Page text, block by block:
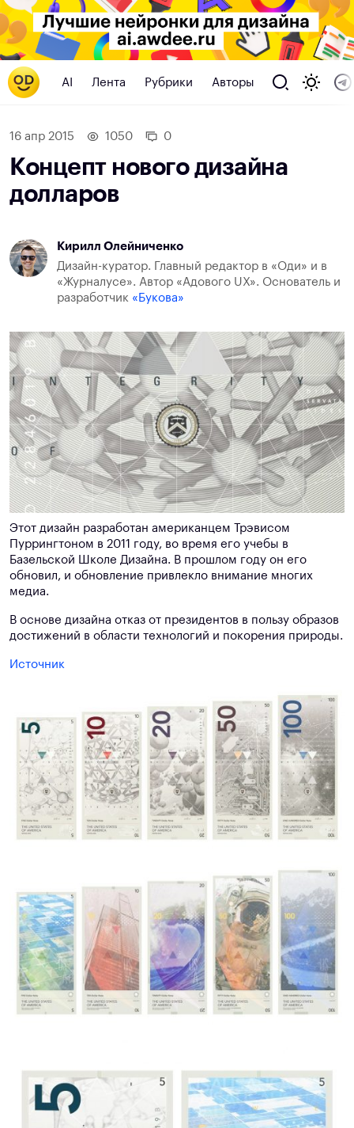
AI Лента Рубрики Авторы
16 апр 2015 1050 0
Концепт нового дизайна
долларов
Кирилл Олейниченко
Дизайн-куратор. Главный редактор в «Оди» и в
«Журналусе». Автор «Адового UX». Основатель и
разработчик «Букова»
Этот дизайн разработан американцем Трэвисом
Пуррингтоном в 2011 году, во время его учебы в
Базельской Школе Дизайна. В прошлом году он его
обновил, и обновление привлекло внимание многих
медиа.
В основе дизайна отказ от президентов в пользу образов
достижений в области технологий и покорения природы.
Источник